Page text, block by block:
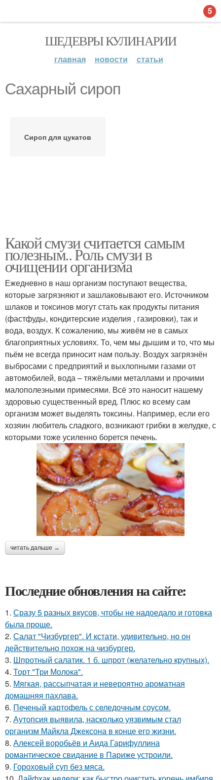
ШЕДЕВРЫ КУЛИНАРИИ
главная новости статьи
Сахарный сироп
Сироп для цукатов
Какой смузи считается самым
полезным.. Роль смузи в
очищении организма
Ежедневно в наш организм поступают вещества,
которые загрязняют и зашлаковывают его. Источником
шлаков и токсинов могут стать как продукты питания
(фастфуды, кондитерские изделия , газировки), так и
вода, воздух. К сожалению, мы живём не в самых
благоприятных условиях. То, чем мы дышим и то, что мы
пьём не всегда приносит нам пользу. Воздух загрязнён
выбросами с предприятий и выхлопными газами от
автомобилей, вода – тяжёлыми металлами и прочими
малополезными примесями. Всё это наносит нашему
здоровью существенный вред. Плюс ко всему сам
организм может выделять токсины. Например, если его
хозяин любитель сладкого, возникают грибки в желудке, с
которыми тоже усиленно борется печень.
читать дальше →
Последние обновления на сайте:
1. Сразу 5 разных вкусов, чтобы не надоедало и готовка
была проще.
2. Салат "Чизбургер". И кстати, удивительно, но он
действительно похож на чизбургер.
3. Шпротный салатик. 1 б. шпрот (желательно крупных).
4. Торт "Три Молока".
5. Мягкая, рассыпчатая и невероятно ароматная
домашняя пахлава.
6. Печеный картофель с селедочным соусом.
7. Аутопсия выявила, насколько уязвимым стал
организм Майкла Джексона в конце его жизни.
8. Алексей воробьёв и Аида Гарифуллина
романтическое свидание в Париже устроили.
9. Гороховый суп без мяса.
5